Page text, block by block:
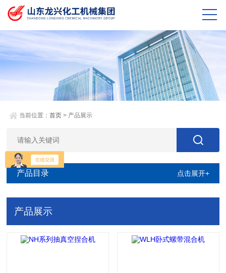
当前位置：首页 > 产品展示
产品目录 点击展开+
产品展示